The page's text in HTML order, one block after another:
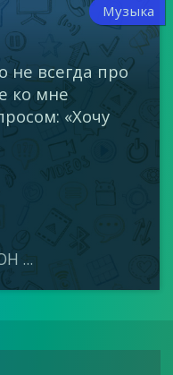
Музыка
не всегда про
ко мне
«Хочу
...